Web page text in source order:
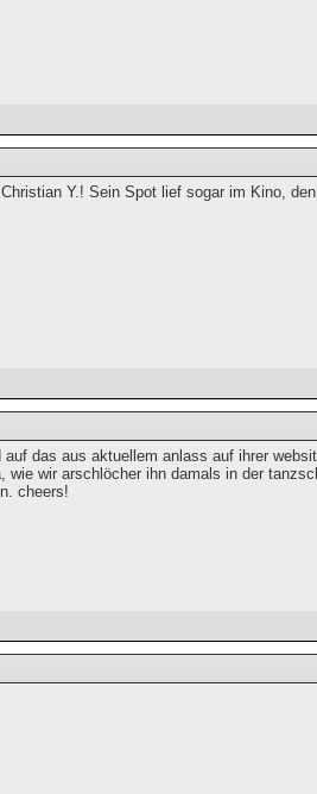
Y.! Sein Spot lief sogar im Kino,
das aus aktuellem anlass auf ihrer
wie wir arschlöcher ihn damals in der
cheers!